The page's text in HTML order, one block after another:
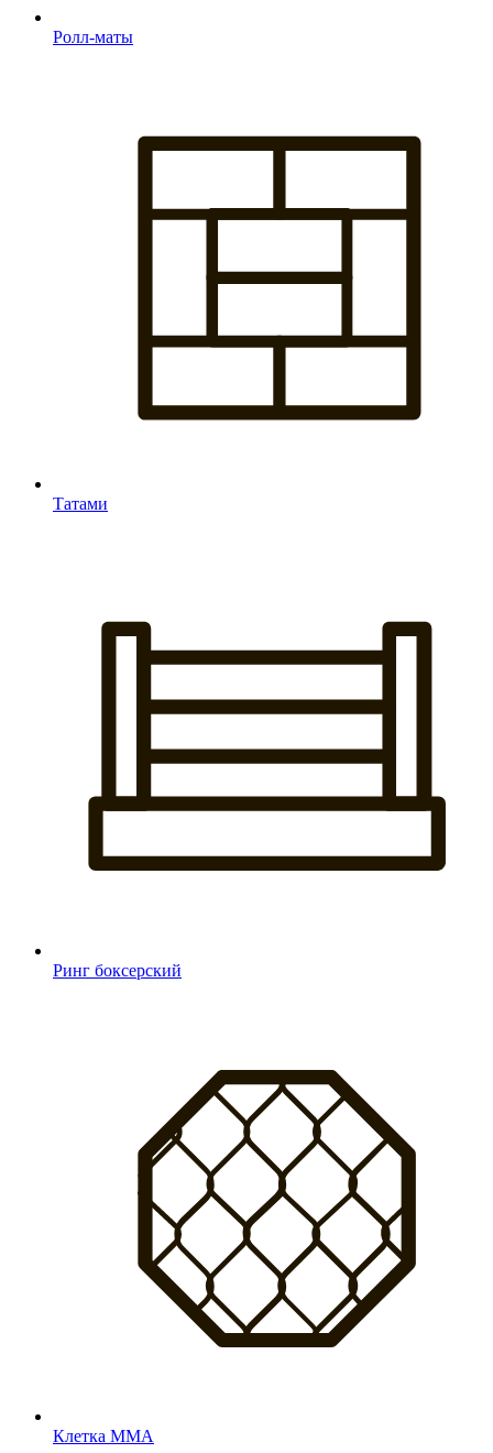
Ролл-маты
Татами
Ринг боксерский
Клетка MMA